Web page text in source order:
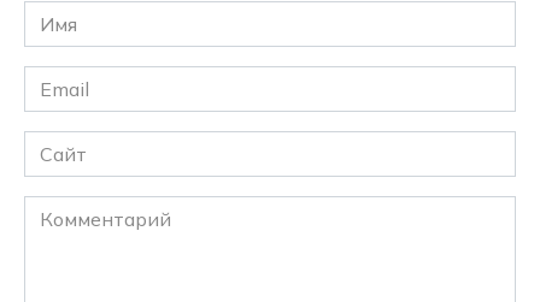
Имя
*
Email
*
Сайт
Комментарий